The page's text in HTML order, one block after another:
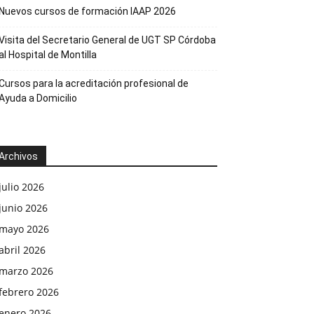
Nuevos cursos de formación IAAP 2026
del Secretario General de UGT SP Córdoba
Hospital de Montilla
para la acreditación profesional de
a Domicilio
julio 2026
junio 2026
mayo 2026
2026
marzo 2026
2026